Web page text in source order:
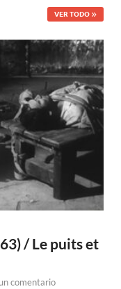
VER TODO
/ Le puits et
comentario